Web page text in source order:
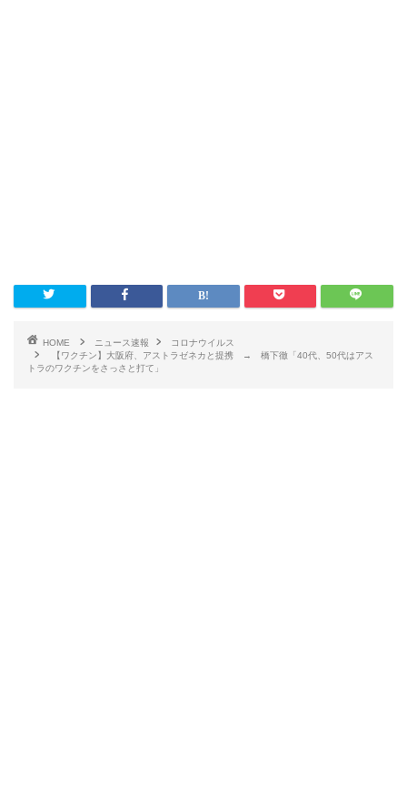
HOME ニュース速報
コロナウイルス
【ワクチン】大阪府、アストラゼネカと提携 → 橋下徹「40代、50代はアス
トラのワクチンをさっさと打て」